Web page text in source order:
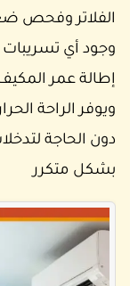
الفلاتر وفحص
وجود أي
إطالة عمر
ويوفر الراحة
دون الحاجة
بشكل متكرر